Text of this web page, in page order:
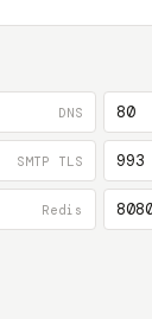
DNS 80
SMTP TLS 993
Redis